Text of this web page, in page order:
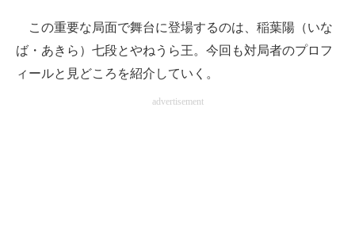
建設×テクノロジーの最前線
ちょっと気になるネットの話題
この重要な局面で舞台に登場するのは、稲葉陽（いな
ば・あきら）七段とやねうら王。今回も対局者のプロフ
ィールと見どころを紹介していく。
advertisement